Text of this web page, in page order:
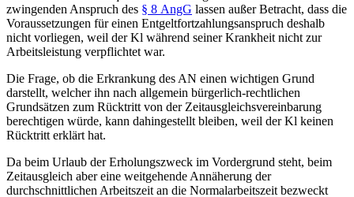
zwingenden Anspruch des § 8 AngG lassen außer Betracht, dass die
Voraussetzungen für einen Entgeltfortzahlungsanspruch deshalb
nicht vorliegen, weil der Kl während seiner Krankheit nicht zur
Arbeitsleistung verpflichtet war.
Die Frage, ob die Erkrankung des AN einen wichtigen Grund
darstellt, welcher ihn nach allgemein bürgerlich-rechtlichen
Grundsätzen zum Rücktritt von der Zeitausgleichsvereinbarung
berechtigen würde, kann dahingestellt bleiben, weil der Kl keinen
Rücktritt erklärt hat.
Da beim Urlaub der Erholungszweck im Vordergrund steht, beim
Zeitausgleich aber eine weitgehende Annäherung der
durchschnittlichen Arbeitszeit an die Normalarbeitszeit bezweckt